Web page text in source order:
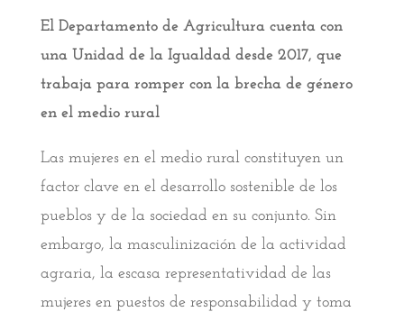
El Departamento de Agricultura cuenta con
una Unidad de la Igualdad desde 2017, que
trabaja para romper con la brecha de género
en el medio rural
Las mujeres en el medio rural constituyen un
factor clave en el desarrollo sostenible de los
pueblos y de la sociedad en su conjunto. Sin
embargo, la masculinización de la actividad
agraria, la escasa representatividad de las
mujeres en puestos de responsabilidad y toma